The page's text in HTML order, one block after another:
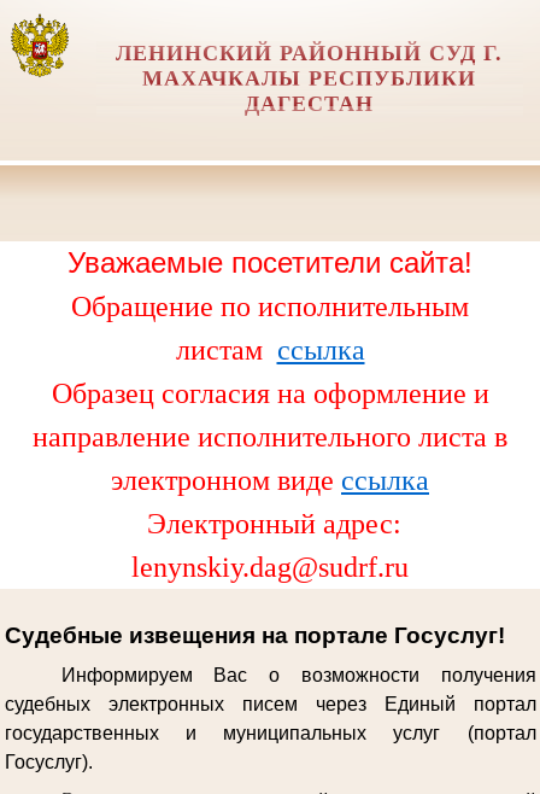
ЛЕНИНСКИЙ РАЙОННЫЙ СУД Г.
МАХАЧКАЛЫ РЕСПУБЛИКИ
ДАГЕСТАН
Уважаемые посетители сайта!
Обращение по исполнительным
листам ссылка
Образец согласия на оформление и
направление исполнительного листа в
электронном виде ссылка
Электронный адрес:
lenynskiy.dag@sudrf.ru
Судебные извещения на портале Госуслуг!
Информируем Вас о возможности получения
судебных электронных писем через Единый портал
государственных и муниципальных услуг (портал
Госуслуг).